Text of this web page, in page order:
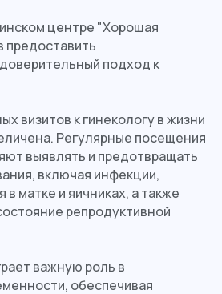
центре "Хорошая
предоставить
подход к
визитов к гинекологу в жизни
Регулярные посещения
выявлять и предотвращать
включая инфекции,
матке и яичниках, а также
репродуктивной
важную роль в
обеспечивая